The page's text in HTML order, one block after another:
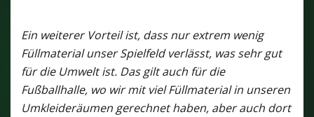
Ein weiterer Vorteil ist, dass nur extrem wenig
Füllmaterial unser Spielfeld verlässt, was sehr gut
für die Umwelt ist. Das gilt auch für die
Fußballhalle, wo wir mit viel Füllmaterial in unseren
Umkleideräumen gerechnet haben, aber auch dort